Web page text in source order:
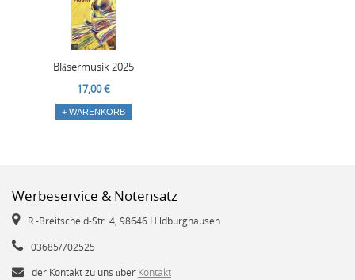
Bläsermusik 2025
17,00 €
+ WARENKORB
Werbeservice & Notensatz
R.-Breitscheid-Str. 4, 98646 Hildburghausen
03685/702525
der Kontakt zu uns über Kontakt